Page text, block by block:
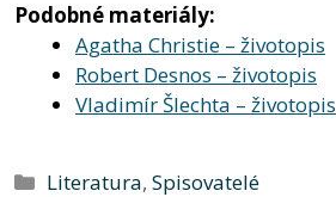
Podobné materiály:
Agatha Christie – životopis
Robert Desnos – životopis
Vladimír Šlechta – životopis
Rubriky
Literatura,Spisovatelé